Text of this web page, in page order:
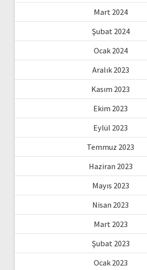
Mart 2024
Şubat 2024
Ocak 2024
Aralık 2023
Kasım 2023
Ekim 2023
Eylül 2023
Temmuz 2023
Haziran 2023
Mayıs 2023
Nisan 2023
Mart 2023
Şubat 2023
Ocak 2023